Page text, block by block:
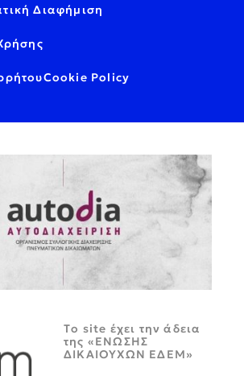
Διαφήμιση
Cookie Policy
Tο site έχει την άδεια
της «ΕΝΩΣΗΣ
ΔΙΚΑΙΟΥΧΩΝ ΕΔΕΜ»